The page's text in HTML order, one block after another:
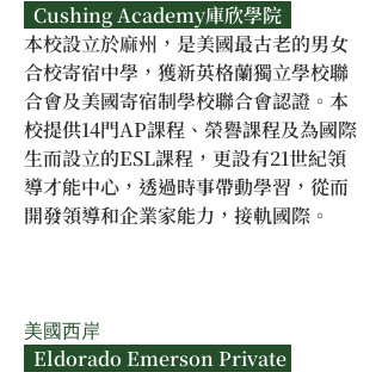
  Cushing Academy庫欣學院
本校設立於麻州，是美國最古老的男女
合校寄宿中學，獲新英格蘭獨立學校聯
合會及美國寄宿制學校聯合會認證。本
校提供14門AP課程、榮譽課程及為國際
生而設立的ESL課程，更設有21世紀領
導才能中心，透過時事帶動學習，從而
開發領導和企業家能力，接軌國際。
美國西岸